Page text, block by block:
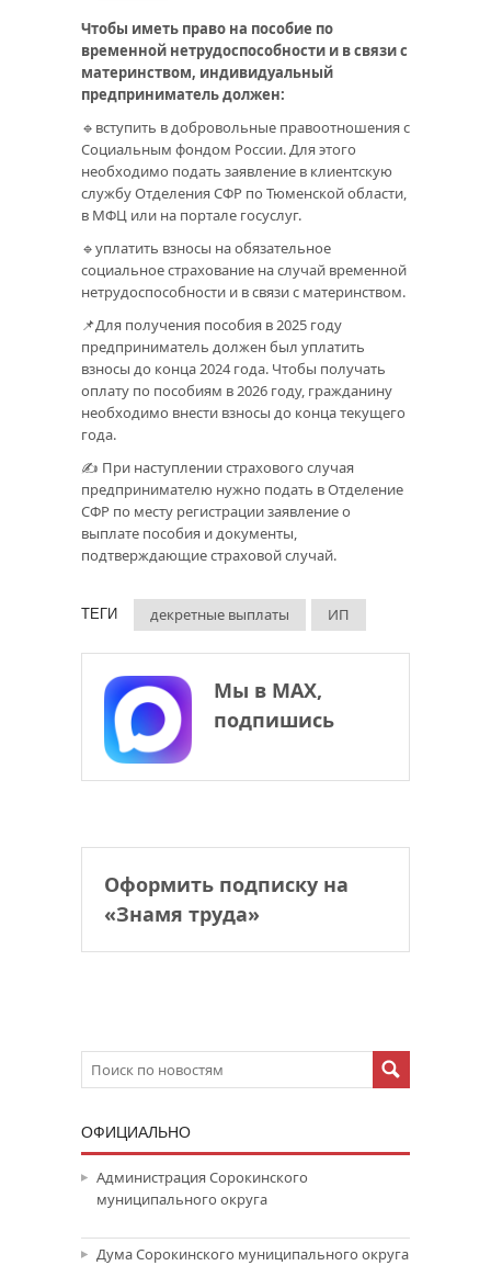
Чтобы иметь право на пособие по
временной нетрудоспособности и в связи с
материнством, индивидуальный
предприниматель должен:
🔹вступить в добровольные правоотношения с
Социальным фондом России. Для этого
необходимо подать заявление в клиентскую
службу Отделения СФР по Тюменской области,
в МФЦ или на портале госуслуг.
🔹уплатить взносы на обязательное
социальное страхование на случай временной
нетрудоспособности и в связи с материнством.
📌Для получения пособия в 2025 году
предприниматель должен был уплатить
взносы до конца 2024 года. Чтобы получать
оплату по пособиям в 2026 году, гражданину
необходимо внести взносы до конца текущего
года.
✍ При наступлении страхового случая
предпринимателю нужно подать в Отделение
СФР по месту регистрации заявление о
выплате пособия и документы,
подтверждающие страховой случай.
ТЕГИ декретные выплаты ИП
Мы в МАХ,
подпишись
Оформить подписку на
«Знамя труда»
ОФИЦИАЛЬНО
Администрация Сорокинского
муниципального округа
Дума Сорокинского муниципального округа